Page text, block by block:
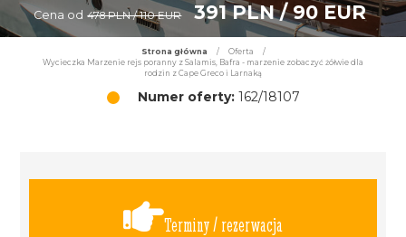
Cena od 478 PLN / 110 EUR 391 PLN / 90 EUR
Strona główna / Oferta
/
Wycieczka Marzenie rejs poranny z Salamis, Bafra - marzenie zobaczyć żółwie dla
rodzin z Cape Greco i Larnaką
Numer oferty:162/18107
Terminy / rezerwacja